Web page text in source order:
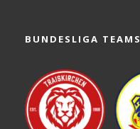
BUNDESLIGA TEAMS